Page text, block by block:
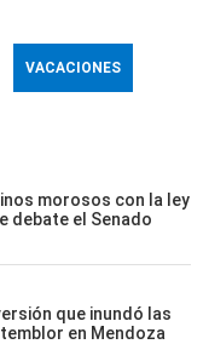
VACACIONES
morosos con la ley
debate el Senado
que inundó las
en Mendoza